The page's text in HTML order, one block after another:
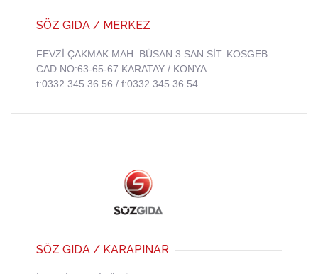
SÖZ GIDA / MERKEZ
FEVZİ ÇAKMAK MAH. BÜSAN 3 SAN.SİT. KOSGEB
CAD.NO:63-65-67 KARATAY / KONYA
t:0332 345 36 56 / f:0332 345 36 54
SÖZ GIDA / KARAPINAR